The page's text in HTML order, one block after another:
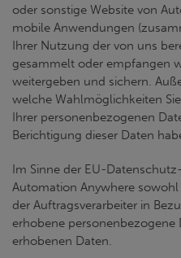
oder sonstige Website von
mobile Anwendungen
Ihrer Nutzung der von uns
gesammelt oder empfangen
weitergeben und sichern.
welche Wahlmöglichkeiten
Ihrer personenbezogenen
Berichtigung dieser Daten
Im Sinne der EU-
Automation Anywhere
der Auftragsverarbeiter in
erhobene personenbezogene
erhobenen Daten.